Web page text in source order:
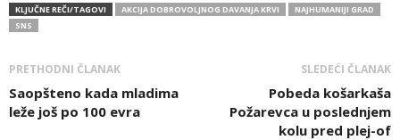
KLJUČNE REČI/TAGOVI
AKCIJA DOBROVOLJNOG DAVANJA KRVI
NAJHUMANIJI GRAD
SNS
PRETHODNI ČLANAK
Saopšteno kada mladima
leže još po 100 evra
SLEDEĆI ČLANAK
Pobeda košarkaša
Požarevca u poslednjem
kolu pred plej-of